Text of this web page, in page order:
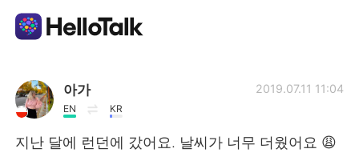
Language Exchange App
AI Grammar Checker
아가
EN KR
2019.07.11 11:04
지난 달에 런던에 갔어요. 날씨가 너무 더웠어요 😩